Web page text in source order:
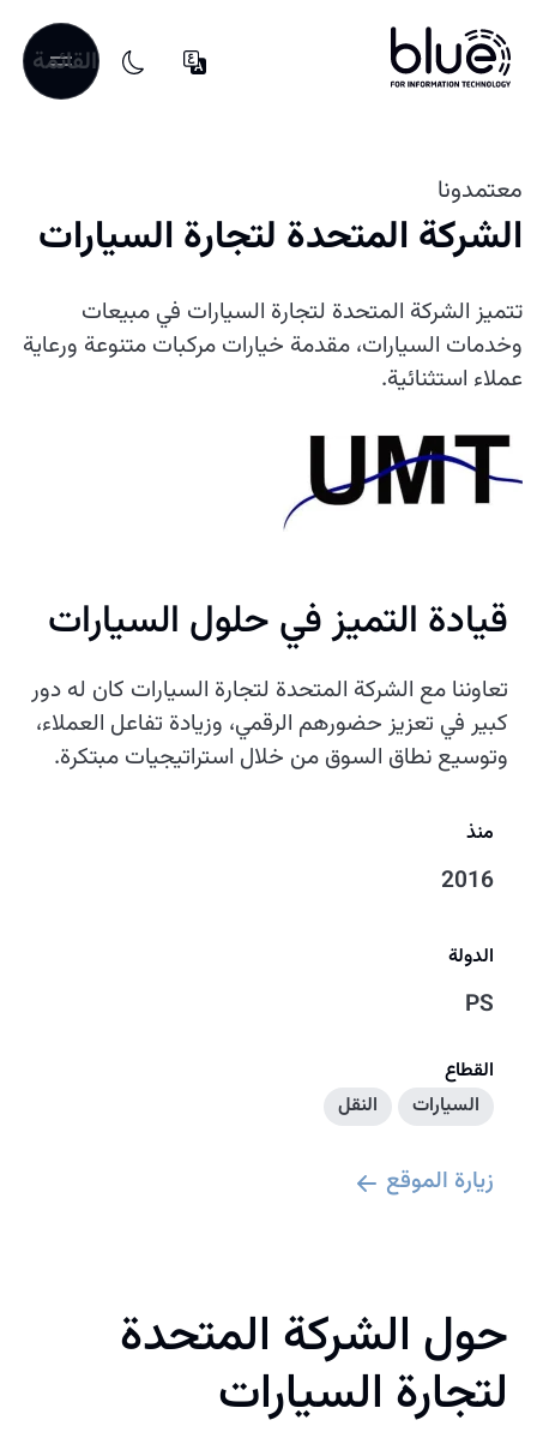
القائمة
معتمدونا
الشركة المتحدة لتجارة السيارات
تتميز الشركة المتحدة لتجارة السيارات في مبيعات
وخدمات السيارات، مقدمة خيارات مركبات متنوعة ورعاية
عملاء استثنائية.
قيادة التميز في حلول السيارات
تعاوننا مع الشركة المتحدة لتجارة السيارات كان له دور
كبير في تعزيز حضورهم الرقمي، وزيادة تفاعل العملاء،
وتوسيع نطاق السوق من خلال استراتيجيات مبتكرة.
منذ
2016
الدولة
PS
القطاع
السيارات
النقل
زيارة الموقع
حول الشركة المتحدة
لتجارة السيارات